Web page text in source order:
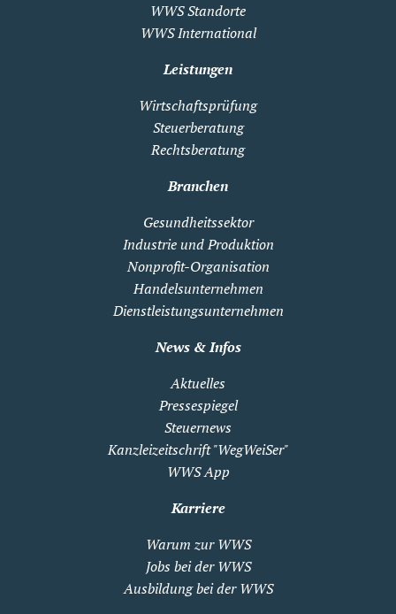
WWS Standorte
WWS International
Leistungen
Wirtschaftsprüfung
Steuerberatung
Rechtsberatung
Branchen
Gesundheitssektor
Industrie und Produktion
Nonprofit-Organisation
Handelsunternehmen
Dienstleistungsunternehmen
News & Infos
Aktuelles
Pressespiegel
Steuernews
Kanzleizeitschrift "WegWeiSer"
WWS App
Karriere
Warum zur WWS
Jobs bei der WWS
Ausbildung bei der WWS